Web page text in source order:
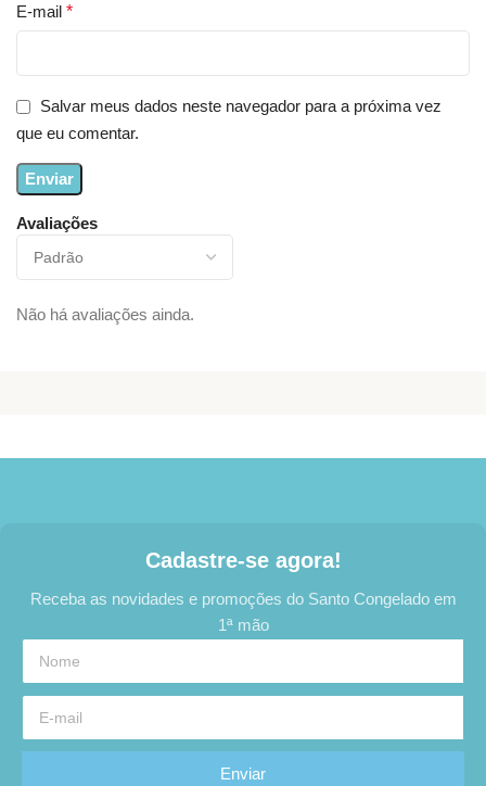
Avaliações
Não há avaliações ainda.
E-mail *
Salvar meus dados neste navegador para a próxima vez
que eu comentar.
Cadastre-se agora!
Receba as novidades e promoções do Santo Congelado em
1ª mão
Enviar